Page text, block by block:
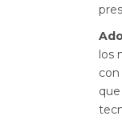
los
con